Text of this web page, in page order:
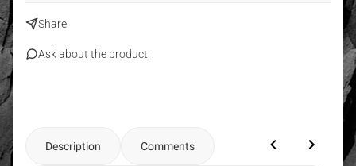
Share
Ask about the product
Description Comments